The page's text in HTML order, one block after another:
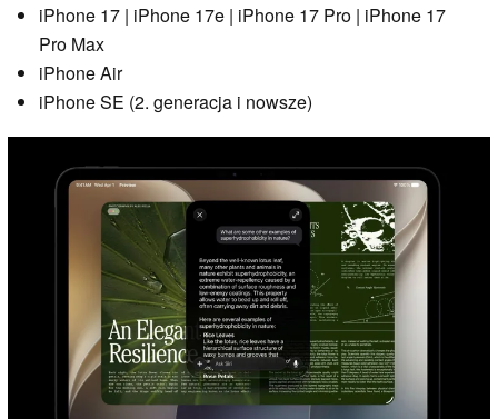
iPhone 17 | iPhone 17e | iPhone 17 Pro | iPhone 17
Pro Max
iPhone Air
iPhone SE (2. generacja i nowsze)